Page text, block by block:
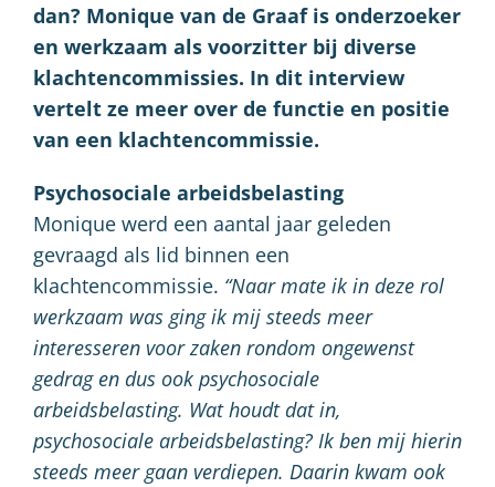
dan? Monique van de Graaf is onderzoeker
en werkzaam als voorzitter bij diverse
klachtencommissies. In dit interview
vertelt ze meer over de functie en positie
van een klachtencommissie.
Psychosociale arbeidsbelasting
Monique werd een aantal jaar geleden
gevraagd als lid binnen een
klachtencommissie. “Naar mate ik in deze rol
werkzaam was ging ik mij steeds meer
interesseren voor zaken rondom ongewenst
gedrag en dus ook psychosociale
arbeidsbelasting. Wat houdt dat in,
psychosociale arbeidsbelasting? Ik ben mij hierin
steeds meer gaan verdiepen. Daarin kwam ook